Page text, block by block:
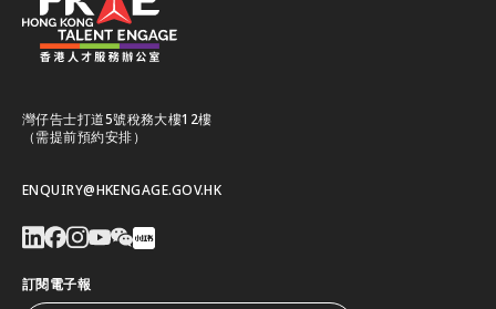
灣仔告士打道5號稅務大樓12樓
（需提前預約安排）
ENQUIRY@HKENGAGE.GOV.HK
訂閱電子報